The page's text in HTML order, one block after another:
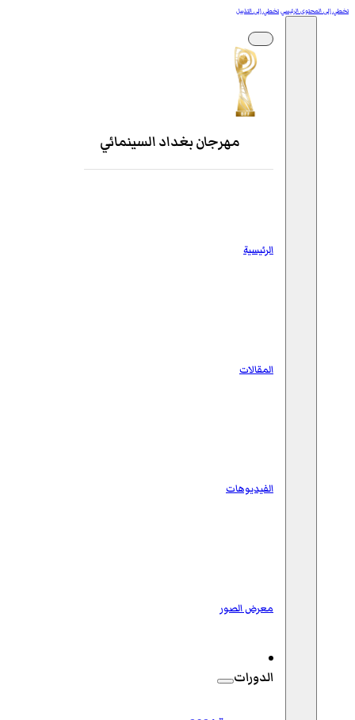
تخطي إلى المحتوى الرئيسيتخطي إلى التذييل
مهرجان بغداد السينمائي
الرئيسية
المقالات
الفيديوهات
معرض الصور
الدورات